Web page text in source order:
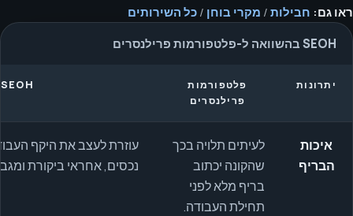
ראו גם: חבילות / מקרי בוחן / כל השירותים
SEOH בהשוואה ל-פלטפורמות פרילנסרים
יתרונות
פלטפורמות
פרילנסרים
SEOH
איכות
הבריף
לעיתים תלויה בכך
שהקונה יכתוב
בריף מלא לפני
תחילת העבודה.
עוזרת לעצב את היקף
נכסים, אחראי ביקורת